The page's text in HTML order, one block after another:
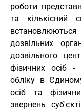
роботи
та кількісний
дозвільних
дозвільного
фізичних осіб -
обліку в
осіб та
звернень